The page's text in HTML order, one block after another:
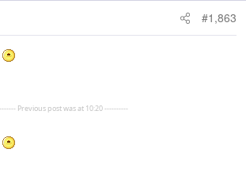
#1,863
Previous post was at 10:20 ----------